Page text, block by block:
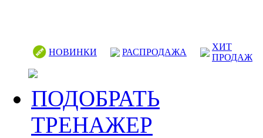
НОВИНКИ РАСПРОДАЖА
ХИТ
ПРОДАЖ
ПОДОБРАТЬ
ТРЕНАЖЕР